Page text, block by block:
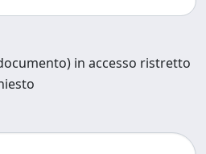
in accesso ristretto